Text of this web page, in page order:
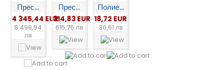
Прес...
4 345,44 EUR
8 498,94
лв
Прес...
314,83 EUR
615,76 лв
Полие...
18,72 EUR
36,61 лв